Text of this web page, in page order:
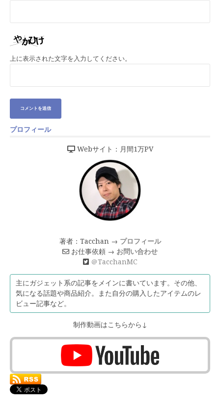
上に表示された文字を入力してください。
プロフィール
Webサイト：月間1万PV
著者：Tacchan → プロフィール
お仕事依頼 → お問い合わせ
＠TacchanMC
主にガジェット系の記事をメインに書いています。その他、
気になる話題や商品紹介。また自分の購入したアイテムのレ
ビュー記事など。
制作動画はこちらから↓